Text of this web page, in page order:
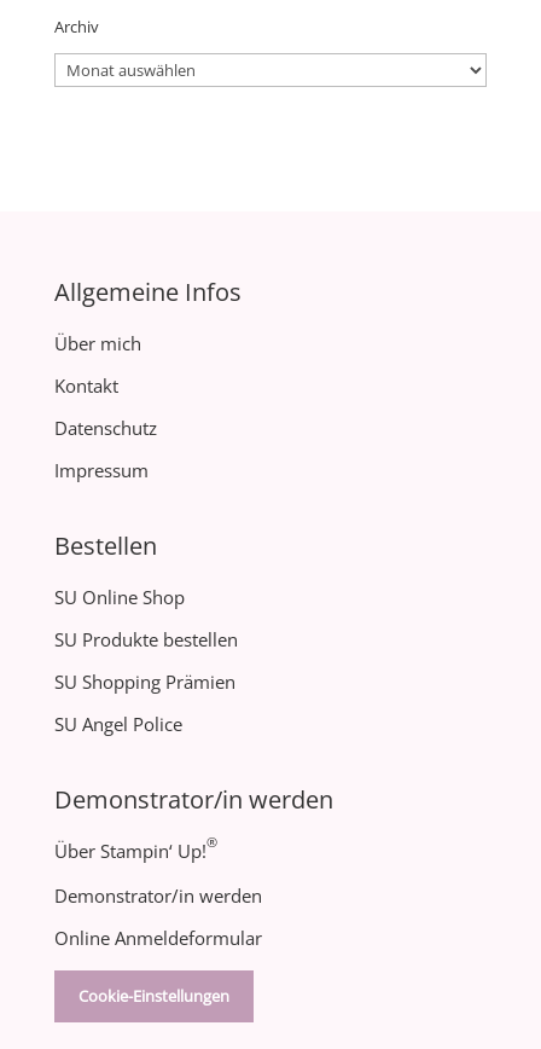
Archiv
Archiv
Allgemeine Infos
Über mich
Kontakt
Datenschutz
Impressum
Bestellen
SU Online Shop
SU Produkte bestellen
SU Shopping Prämien
SU Angel Police
Demonstrator/in werden
Über Stampin‘ Up!®
Demonstrator/in werden
Online Anmeldeformular
Cookie-Einstellungen